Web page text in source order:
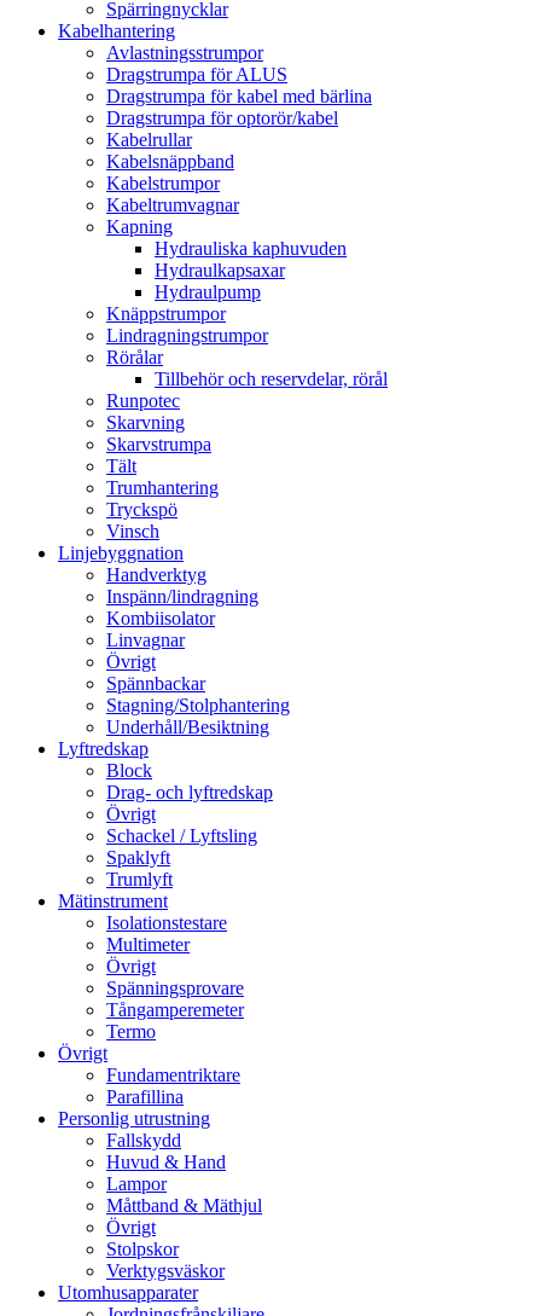
Spärringnycklar
Kabelhantering
Avlastningsstrumpor
Dragstrumpa för ALUS
Dragstrumpa för kabel med bärlina
Dragstrumpa för optorör/kabel
Kabelrullar
Kabelsnäppband
Kabelstrumpor
Kabeltrumvagnar
Kapning
Hydrauliska kaphuvuden
Hydraulkapsaxar
Hydraulpump
Knäppstrumpor
Lindragningstrumpor
Rörålar
Tillbehör och reservdelar, rörål
Runpotec
Skarvning
Skarvstrumpa
Tält
Trumhantering
Tryckspö
Vinsch
Linjebyggnation
Handverktyg
Inspänn/lindragning
Kombiisolator
Linvagnar
Övrigt
Spännbackar
Stagning/Stolphantering
Underhåll/Besiktning
Lyftredskap
Block
Drag- och lyftredskap
Övrigt
Schackel / Lyftsling
Spaklyft
Trumlyft
Mätinstrument
Isolationstestare
Multimeter
Övrigt
Spänningsprovare
Tångamperemeter
Termo
Övrigt
Fundamentriktare
Parafillina
Personlig utrustning
Fallskydd
Huvud & Hand
Lampor
Måttband & Mäthjul
Övrigt
Stolpskor
Verktygsväskor
Utomhusapparater